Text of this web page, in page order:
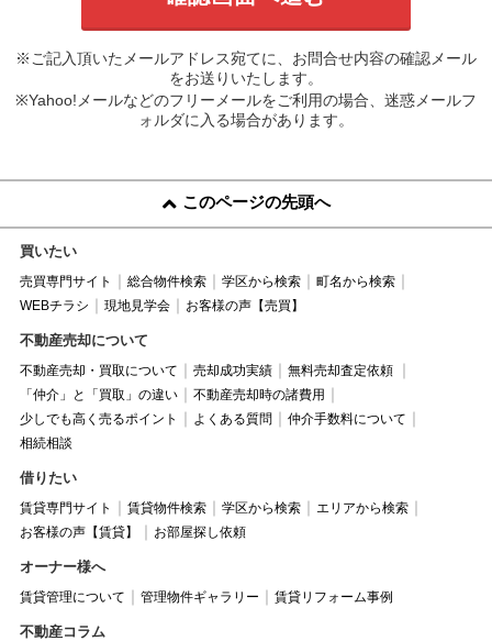
※ご記入頂いたメールアドレス宛てに、お問合せ内容の確認メール
をお送りいたします。
※Yahoo!メールなどのフリーメールをご利用の場合、迷惑メールフ
ォルダに入る場合があります。
このページの先頭へ
買いたい
売買専門サイト 総合物件検索 学区から検索
町名から検索
WEBチラシ
現地見学会 お客様の声【売買】
不動産売却について
不動産売却・買取について 売却成功実績
無料売却査定依頼
「仲介」と「買取」の違い
不動産売却時の諸費用
少しでも高く売るポイント
よくある質問
仲介手数料について
相続相談
借りたい
賃貸専門サイト 賃貸物件検索 学区から検索
エリアから検索
お客様の声【賃貸】
お部屋探し依頼
オーナー様へ
賃貸管理について 管理物件ギャラリー 賃貸リフォーム事例
不動産コラム